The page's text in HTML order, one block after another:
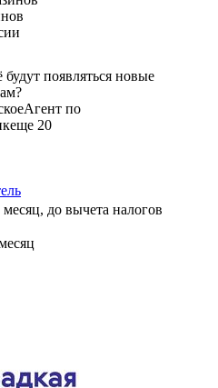
появляться новые
Агент по
еще 20
месяц, до вычета налогов